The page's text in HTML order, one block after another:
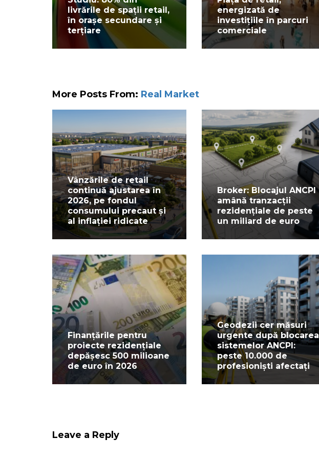
livrările de spații retail,
în orașe secundare și
terțiare
energizată de
investițiile în parcuri
comerciale
More Posts From: Real Market
Vânzările de retail
continuă ajustarea în
2026, pe fondul
consumului precaut și
al inflației ridicate
Broker: Blocajul ANCPI
amână tranzacții
rezidențiale de peste
un miliard de euro
Finanțările pentru
proiecte rezidențiale
depășesc 500 milioane
de euro în 2026
Geodezii cer măsuri
urgente după blocarea
sistemelor ANCPI:
peste 10.000 de
profesioniști afectați
Leave a Reply